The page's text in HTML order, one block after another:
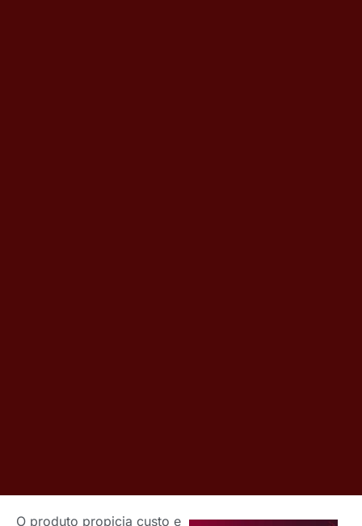
O produto propicia custo e